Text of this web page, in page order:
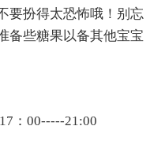
要扮得太恐怖哦！别忘
备些糖果以备其他宝宝
：00-----21:00